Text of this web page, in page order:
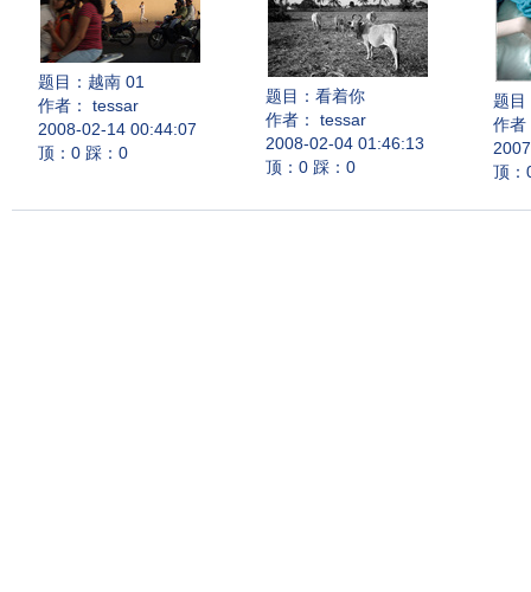
题目： 越南 01
作者： tessar
2008-02-14 00:44:07
顶：0 踩：0
题目： 看着你
作者： tessar
2008-02-04 01:46:13
顶：0 踩：0
题目
作者
顶：